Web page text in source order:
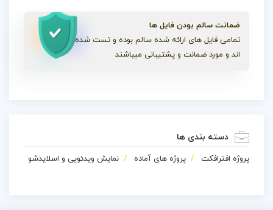
ضمانت سالم بودن فایل ها
تمامی فایل های ارائه شده سالم بوده و تست شده
اند و مورد ضمانت و پشتیبانی میباشند
دسته بندی ها
پروژه افترافکت پروژه های آماده نمایش ویدئویی و اسلایدشو